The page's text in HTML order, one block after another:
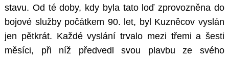
stavu. Od té doby, kdy byla tato loď zprovozněna do
bojové služby počátkem 90. let, byl Kuzněcov vyslán
jen pětkrát. Každé vyslání trvalo mezi třemi a šesti
měsíci, při níž předvedl svou plavbu ze svého